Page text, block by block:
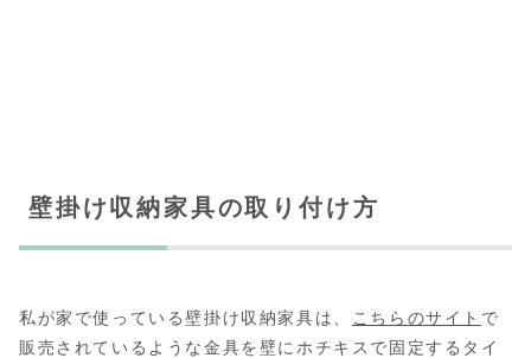
壁掛け収納家具の取り付け方
私が家で使っている壁掛け収納家具は、 こちらのサイト で
販売されているような金具を壁にホチキスで固定するタイ